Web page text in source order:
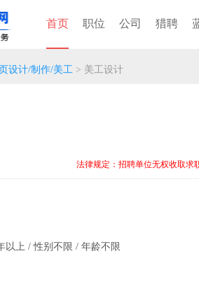
首页 职位 公司 猎聘
设计/制作/美工 > 美工设计
法律规定：招聘单位无权收取求
以上 / 性别不限 / 年龄不限